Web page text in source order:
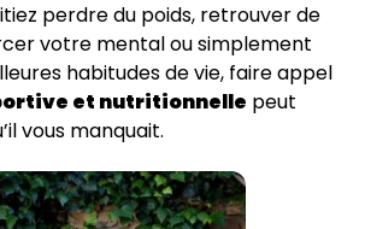
perdre du poids, retrouver de
votre mental ou simplement
habitudes de vie, faire appel
et nutritionnelle peut
vous manquait.